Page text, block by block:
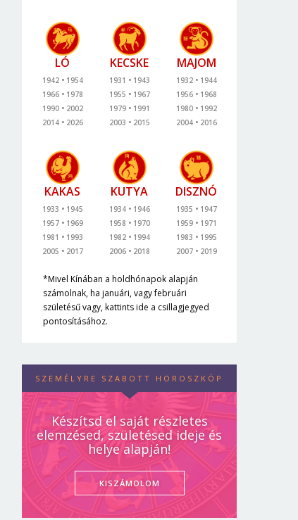
LÓ
1942
1954
1966
1978
1990
2002
2014
2026
KECSKE
1931
1943
1955
1967
1979
1991
2003
2015
MAJOM
1932
1944
1956
1968
1980
1992
2004
2016
KAKAS
1933
1945
1957
1969
1981
1993
2005
2017
KUTYA
1934
1946
1958
1970
1982
1994
2006
2018
DISZNÓ
1935
1947
1959
1971
1983
1995
2007
2019
*Mivel Kínában a holdhónapok alapján
számolnak, ha januári, vagy februári
születésű vagy, kattints ide a csillagjegyed
pontosításához.
SZEMÉLYRE SZABOTT HOROSZKÓP
Készítsd el saját részletes
elemzésed, születésed ideje és
helye alapján!
KISZÁMOLOM